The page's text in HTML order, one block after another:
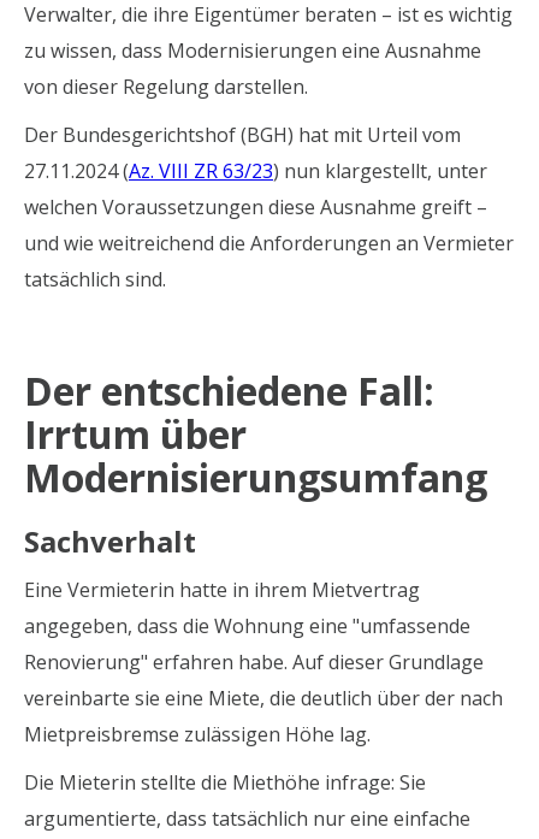
Verwalter, die ihre Eigentümer beraten – ist es wichtig
zu wissen, dass Modernisierungen eine Ausnahme
von dieser Regelung darstellen.
Der Bundesgerichtshof (BGH) hat mit Urteil vom
27.11.2024 (Az. VIII ZR 63/23) nun klargestellt, unter
welchen Voraussetzungen diese Ausnahme greift –
und wie weitreichend die Anforderungen an Vermieter
tatsächlich sind.
Der entschiedene Fall:
Irrtum über
Modernisierungsumfang
Sachverhalt
Eine Vermieterin hatte in ihrem Mietvertrag
angegeben, dass die Wohnung eine "umfassende
Renovierung" erfahren habe. Auf dieser Grundlage
vereinbarte sie eine Miete, die deutlich über der nach
Mietpreisbremse zulässigen Höhe lag.
Die Mieterin stellte die Miethöhe infrage: Sie
argumentierte, dass tatsächlich nur eine einfache